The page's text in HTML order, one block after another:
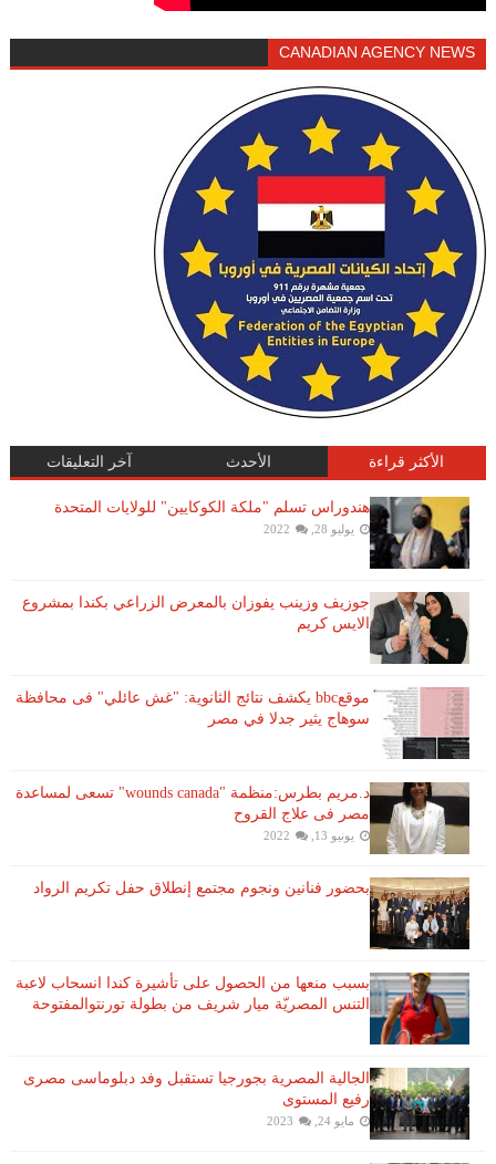
CANADIAN AGENCY NEWS
الأكثر قراءة الأحدث آخر التعليقات
هندوراس تسلم "ملكة الكوكايين" للولايات المتحدة
يوليو 28, 2022
جوزيف وزينب يفوزان بالمعرض الزراعي بكندا بمشروع
الايس كريم
موقعbbc يكشف نتائج الثانوية: "غش عائلي" فى محافظة
سوهاج يثير جدلا في مصر
د.مريم بطرس:منظمة "wounds canada" تسعى لمساعدة
مصر فى علاج القروح
يونيو 13, 2022
بحضور فنانين ونجوم مجتمع إنطلاق حفل تكريم الرواد
بسبب منعها من الحصول على تأشيرة كندا انسحاب لاعبة ​
التنس​ المصريّة ​ميار شريف​ من بطولة ​تورنتو​المفتوحة
الجالية المصرية بجورجيا تستقبل وفد دبلوماسى مصرى
رفيع المستوى
مايو 24, 2023